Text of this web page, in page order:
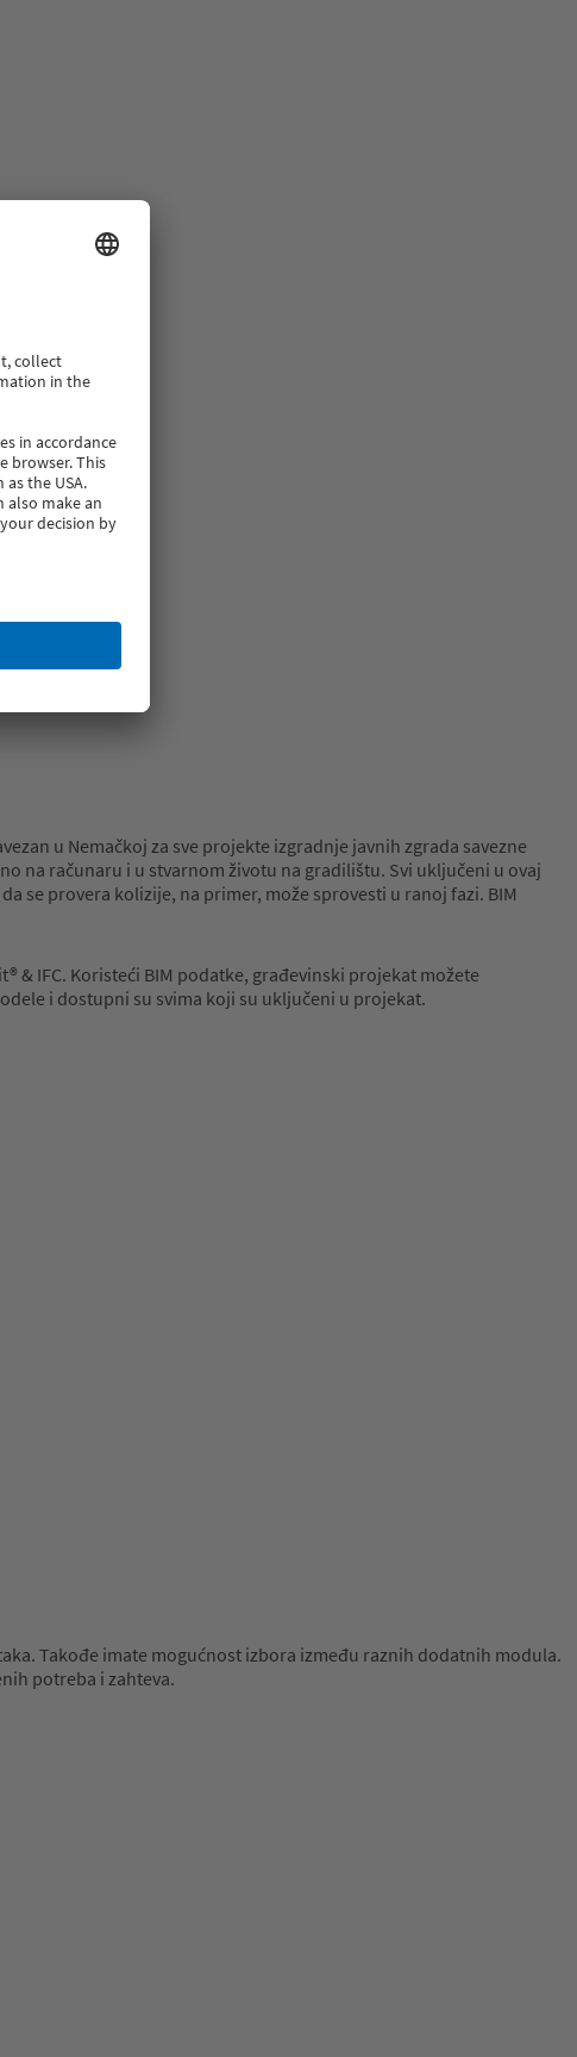
u Nemačkoj za sve projekte izgradnje javnih zgrada savezne
na računaru i u stvarnom životu na gradilištu. Svi uključeni u ovaj
se provera kolizije, na primer, može sprovesti u ranoj fazi. BIM
& IFC. Koristeći BIM podatke, građevinski projekat možete
i dostupni su svima koji su uključeni u projekat.
Takođe imate mogućnost izbora između raznih dodatnih modula.
potreba i zahteva.